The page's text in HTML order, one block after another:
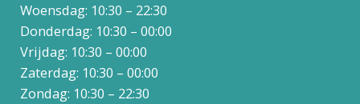
Woensdag: 10:30 – 22:30
Donderdag: 10:30 – 00:00
Vrijdag: 10:30 – 00:00
Zaterdag: 10:30 – 00:00
Zondag: 10:30 – 22:30